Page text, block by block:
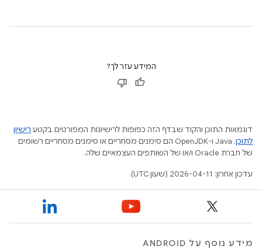
המידע עזר לך?
דוגמאות התוכן והקוד שבדף הזה כפופות לרישיונות המפורטים בקטע רישיון
לתוכן
.‏ Java ו-OpenJDK הם סימנים מסחריים או סימנים מסחריים רשומים
של חברת Oracle ו/או של השותפים העצמאיים שלה.
עדכון אחרון: 2026-04-11 (שעון UTC).
מידע נוסף על ANDROID